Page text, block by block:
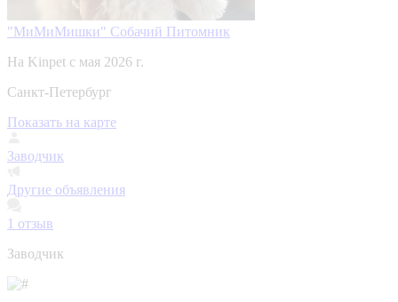
"МиМиМишки" Собачий Питомник
На Kinpet c мая 2026 г.
Санкт-Петербург
Показать на карте
Заводчик
Другие объявления
1 отзыв
Заводчик